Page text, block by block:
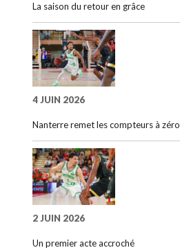
La saison du retour en grâce
4 JUIN 2026
Nanterre remet les compteurs à zéro
2 JUIN 2026
Un premier acte accroché